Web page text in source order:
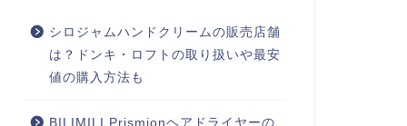
シロジャムハンドクリームの販売店舗
は？ドンキ・ロフトの取り扱いや最安
値の購入方法も
BILIMILI Prismionヘアドライヤーの